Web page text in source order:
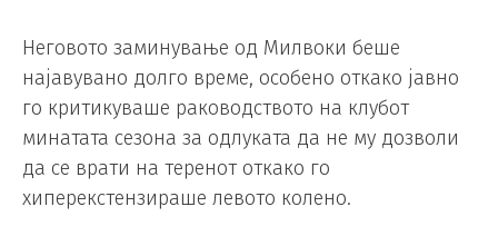
Неговото заминување од Милвоки беше
најавувано долго време, особено откако јавно
го критикуваше раководството на клубот
минатата сезона за одлуката да не му дозволи
да се врати на теренот откако го
хиперекстензираше левото колено.